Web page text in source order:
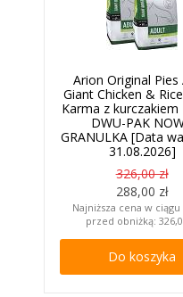
Arion Original Pies
Giant Chicken &
Karma z kurczakiem
DWU-PAK
GRANULKA [Data
31.08.2026]
326,00 zł
288,00 zł
Najniższa cena w ciągu
przed obniżką:
Do koszyka